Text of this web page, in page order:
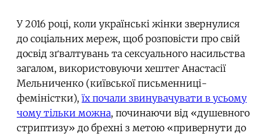
У 2016 році, коли українські жінки звернулися
до соціальних мереж, щоб розповісти про свій
досвід зґвалтувань та сексуального насильства
загалом, використовуючи хештег Анастасії
Мельниченко (київської письменниці-
феміністки), їх почали звинувачувати в усьому
чому тільки можна, починаючи від «душевного
стриптизу» до брехні з метою «привернути до